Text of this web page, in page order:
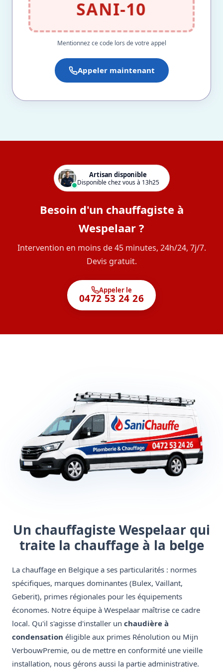
SANI-10
Mentionnez ce code lors de votre appel
Appeler maintenant
Artisan disponible
Disponible chez vous à 13h25
Besoin d'un chauffagiste à
Wespelaar ?
Intervention en moins de 45 minutes, 24h/24, 7j/7.
Devis gratuit.
Appeler le
0472 53 24 26
Un chauffagiste Wespelaar qui
traite la chauffage à la belge
La chauffage en Belgique a ses particularités : normes
spécifiques, marques dominantes (Bulex, Vaillant,
Geberit), primes régionales pour les équipements
économes. Notre équipe à Wespelaar maîtrise ce cadre
local. Qu'il s'agisse d'installer un chaudière à
condensation éligible aux primes Rénolution ou Mijn
VerbouwPremie, ou de mettre en conformité une vieille
installation, nous gérons aussi la partie administrative.